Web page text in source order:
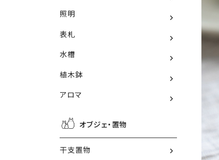
照明
表札
水槽
植木鉢
アロマ
オブジェ・置物
干支置物